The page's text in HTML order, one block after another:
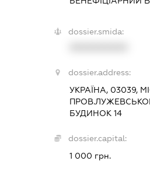
dossier.smida:
dossier.address:
УКРАЇНА, 03039,
БУДИНОК 14
dossier.capital:
1 000 грн.